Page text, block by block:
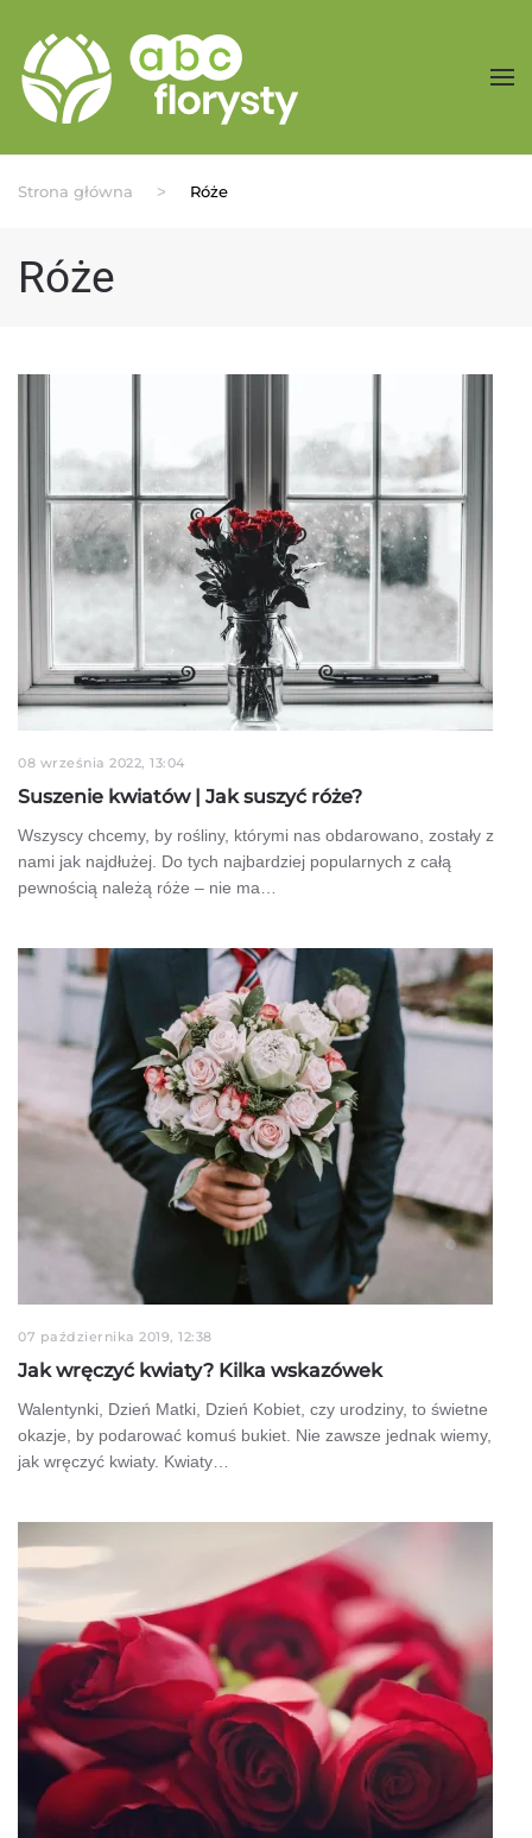
Przejdź do treści głównej
Strona główna Róże
Róże
08 września 2022, 13:04
Suszenie kwiatów | Jak suszyć róże?
Wszyscy chcemy, by rośliny, którymi nas obdarowano, zostały z
nami jak najdłużej. Do tych najbardziej popularnych z całą
pewnością należą róże – nie ma…
07 października 2019, 12:38
Jak wręczyć kwiaty? Kilka wskazówek
Walentynki, Dzień Matki, Dzień Kobiet, czy urodziny, to świetne
okazje, by podarować komuś bukiet. Nie zawsze jednak wiemy,
jak wręczyć kwiaty. Kwiaty…